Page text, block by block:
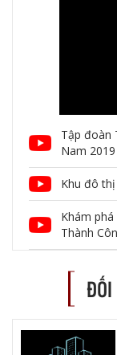
Tập đoàn
Nam 2019
Khu đô
Khám
Thành
ĐỐI